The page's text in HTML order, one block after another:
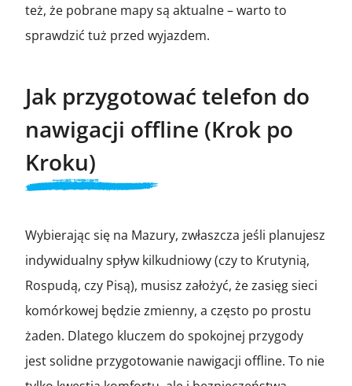
też, że pobrane mapy są aktualne – warto to
sprawdzić tuż przed wyjazdem.
Jak przygotować telefon do
nawigacji offline (Krok po
Kroku)
Wybierając się na Mazury, zwłaszcza jeśli planujesz
indywidualny spływ kilkudniowy (czy to Krutynią,
Rospudą, czy Pisą), musisz założyć, że zasięg sieci
komórkowej będzie zmienny, a często po prostu
żaden. Dlatego kluczem do spokojnej przygody
jest solidne przygotowanie nawigacji offline. To nie